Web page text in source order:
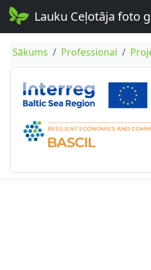
Lauku Ceļotāja foto
Sākums Professional